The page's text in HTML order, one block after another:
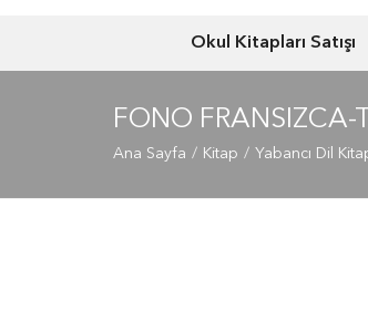
Okul Kitapları Satışı
FONO FRANSIZCA-
Ana Sayfa Kitap Yabancı Dil